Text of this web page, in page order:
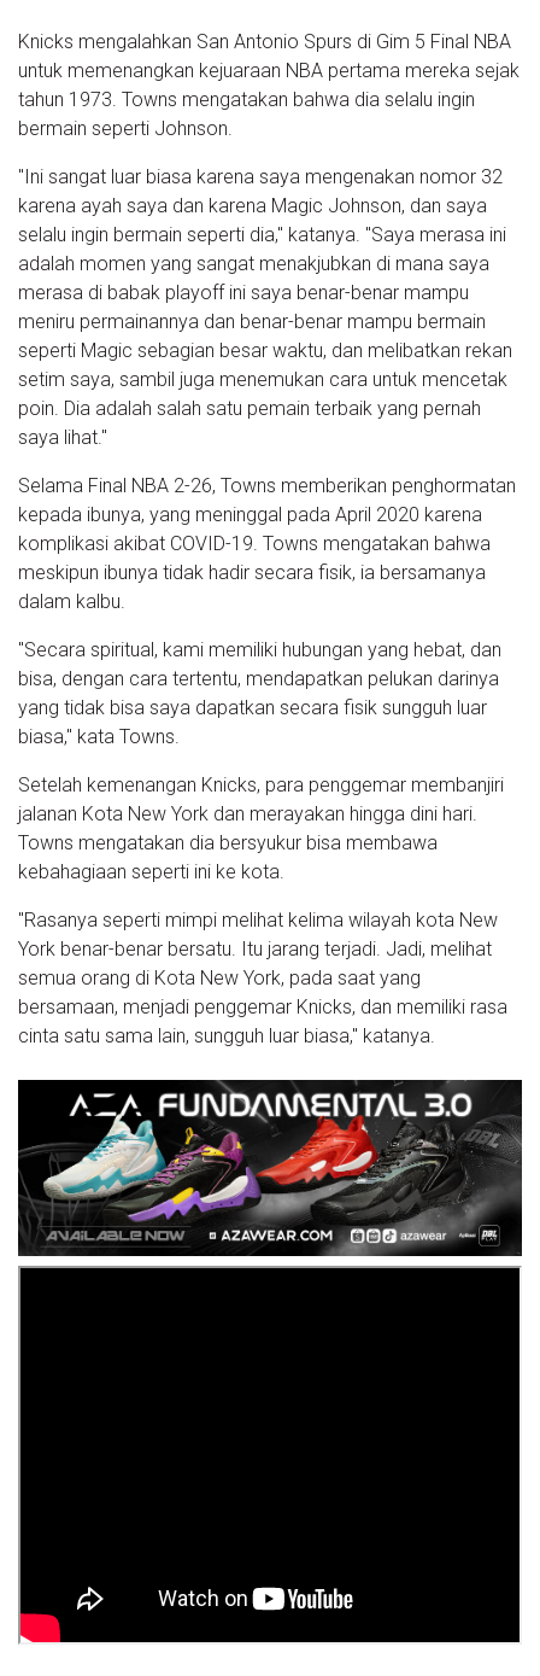
Knicks mengalahkan San Antonio Spurs di Gim 5 Final NBA
untuk memenangkan kejuaraan NBA pertama mereka sejak
tahun 1973. Towns mengatakan bahwa dia selalu ingin
bermain seperti Johnson.
"Ini sangat luar biasa karena saya mengenakan nomor 32
karena ayah saya dan karena Magic Johnson, dan saya
selalu ingin bermain seperti dia," katanya. "Saya merasa ini
adalah momen yang sangat menakjubkan di mana saya
merasa di babak playoff ini saya benar-benar mampu
meniru permainannya dan benar-benar mampu bermain
seperti Magic sebagian besar waktu, dan melibatkan rekan
setim saya, sambil juga menemukan cara untuk mencetak
poin. Dia adalah salah satu pemain terbaik yang pernah
saya lihat."
Selama Final NBA 2-26, Towns memberikan penghormatan
kepada ibunya, yang meninggal pada April 2020 karena
komplikasi akibat COVID-19. Towns mengatakan bahwa
meskipun ibunya tidak hadir secara fisik, ia bersamanya
dalam kalbu.
"Secara spiritual, kami memiliki hubungan yang hebat, dan
bisa, dengan cara tertentu, mendapatkan pelukan darinya
yang tidak bisa saya dapatkan secara fisik sungguh luar
biasa," kata Towns.
Setelah kemenangan Knicks, para penggemar membanjiri
jalanan Kota New York dan merayakan hingga dini hari.
Towns mengatakan dia bersyukur bisa membawa
kebahagiaan seperti ini ke kota.
"Rasanya seperti mimpi melihat kelima wilayah kota New
York benar-benar bersatu. Itu jarang terjadi. Jadi, melihat
semua orang di Kota New York, pada saat yang
bersamaan, menjadi penggemar Knicks, dan memiliki rasa
cinta satu sama lain, sungguh luar biasa," katanya.